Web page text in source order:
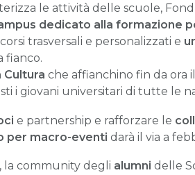
le attività delle scuole,
dedicato alla formazione
trasversali e personalizzati e
fianco.
Cultura che affianchino fin da ora
i giovani universitari di tutte le
e partnership e rafforzare le
per macro-eventi darà il via a
, la community degli alumni delle